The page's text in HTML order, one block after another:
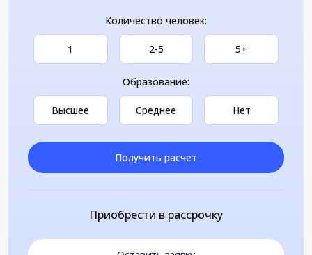
Количество человек:
1 2-5 5+
Образование:
Высшее Среднее Нет
Получить расчет
Приобрести в рассрочку